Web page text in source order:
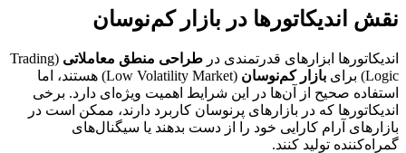
نقش اندیکاتورها در بازار کم‌نوسان
اندیکاتورها ابزارهای قدرتمندی در طراحی منطق معاملاتی (Trading
Logic) برای
بازار کم‌نوسان
(Low Volatility Market) هستند، اما
استفاده صحیح از آن‌ها در این شرایط اهمیت ویژه‌ای دارد. برخی
اندیکاتورها که در بازارهای پرنوسان کاربرد دارند، ممکن است در
بازارهای آرام کارایی خود را از دست بدهند یا سیگنال‌های
گمراه‌کننده تولید کنند.